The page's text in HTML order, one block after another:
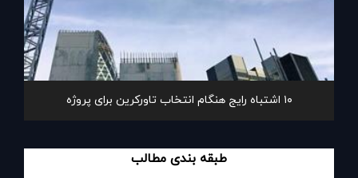
۱۰ اشتباه رایج هنگام انتخاب تاورکرین برای پروژه
طبقه بندی مطالب